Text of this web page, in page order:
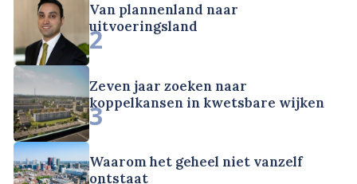
Van plannenland naar
uitvoeringsland
2
Zeven jaar zoeken naar
koppelkansen in kwetsbare wijken
3
Waarom het geheel niet vanzelf
ontstaat